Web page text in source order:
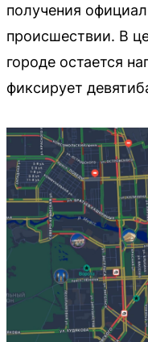
получения
происшествии. В
городе остается
фиксирует